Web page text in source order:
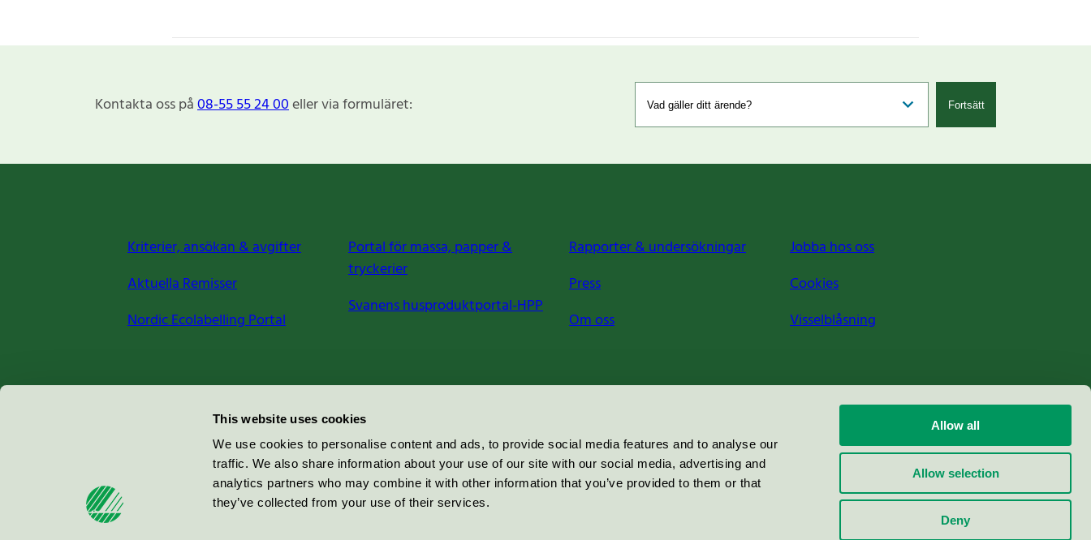
This website uses cookies
We use cookies to personalise content and ads, to provide social media features and to analyse our
traffic. We also share information about your use of our site with our social media, advertising and
analytics partners who may combine it with other information that you’ve provided to them or that
they’ve collected from your use of their services.
Allow all
Allow selection
Deny
Kontakta oss på08-55 55 24 00eller via formuläret: Fortsätt
Kriterier, ansökan & avgifter
Aktuella Remisser
Nordic Ecolabelling Portal
Portal för massa, papper &
tryckerier
Svanens husproduktportal-HPP
Rapporter & undersökningar
Press
Om oss
Jobba hos oss
Cookies
Visselblåsning
Miljömärkning Sverige AB
100 64